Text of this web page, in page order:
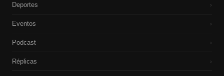
Deportes ›
Eventos ›
Podcast ›
Réplicas ›